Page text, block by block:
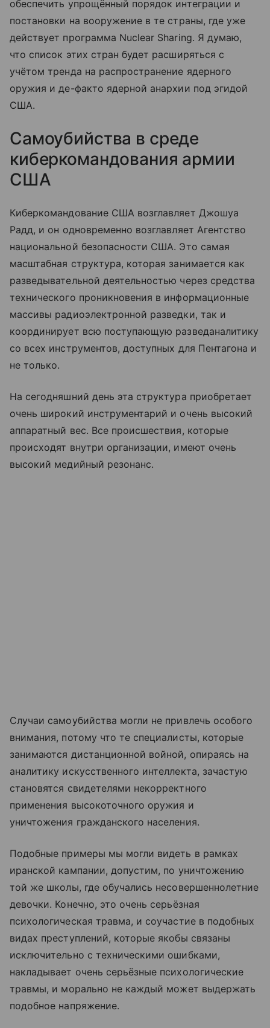
обеспечить упрощённый порядок интеграции и
постановки на вооружение в те страны, где уже
действует программа Nuclear Sharing. Я думаю,
что список этих стран будет расширяться с
учётом тренда на распространение ядерного
оружия и де-факто ядерной анархии под эгидой
США.
Самоубийства в среде
киберкомандования армии
США
Киберкомандование США возглавляет Джошуа
Радд, и он одновременно возглавляет Агентство
национальной безопасности США. Это самая
масштабная структура, которая занимается как
разведывательной деятельностью через средства
технического проникновения в информационные
массивы радиоэлектронной разведки, так и
координирует всю поступающую разведаналитику
со всех инструментов, доступных для Пентагона и
не только.
На сегодняшний день эта структура приобретает
очень широкий инструментарий и очень высокий
аппаратный вес. Все происшествия, которые
происходят внутри организации, имеют очень
высокий медийный резонанс.
Случаи самоубийства могли не привлечь особого
внимания, потому что те специалисты, которые
занимаются дистанционной войной, опираясь на
аналитику искусственного интеллекта, зачастую
становятся свидетелями некорректного
применения высокоточного оружия и
уничтожения гражданского населения.
Подобные примеры мы могли видеть в рамках
иранской кампании, допустим, по уничтожению
той же школы, где обучались несовершеннолетние
девочки. Конечно, это очень серьёзная
психологическая травма, и соучастие в подобных
видах преступлений, которые якобы связаны
исключительно с техническими ошибками,
накладывает очень серьёзные психологические
травмы, и морально не каждый может выдержать
подобное напряжение.